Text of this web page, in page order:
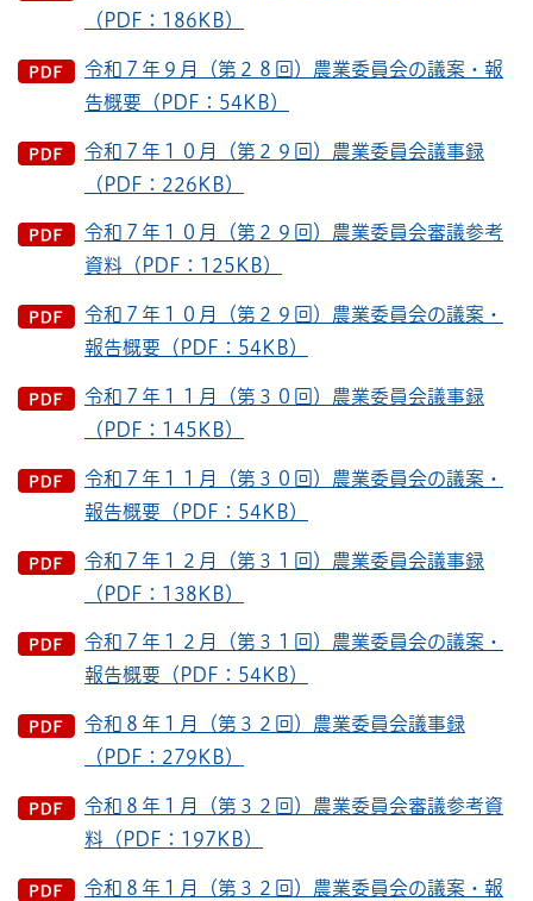
（PDF：186KB）
令和７年９月（第２８回）農業委員会の議案・報
告概要（PDF：54KB）
令和７年１０月（第２９回）農業委員会議事録
（PDF：226KB）
令和７年１０月（第２９回）農業委員会審議参考
資料（PDF：125KB）
令和７年１０月（第２９回）農業委員会の議案・
報告概要（PDF：54KB）
令和７年１１月（第３０回）農業委員会議事録
（PDF：145KB）
令和７年１１月（第３０回）農業委員会の議案・
報告概要（PDF：54KB）
令和７年１２月（第３１回）農業委員会議事録
（PDF：138KB）
令和７年１２月（第３１回）農業委員会の議案・
報告概要（PDF：54KB）
令和８年１月（第３２回）農業委員会議事録
（PDF：279KB）
令和８年１月（第３２回）農業委員会審議参考資
料（PDF：197KB）
令和８年１月（第３２回）農業委員会の議案・報